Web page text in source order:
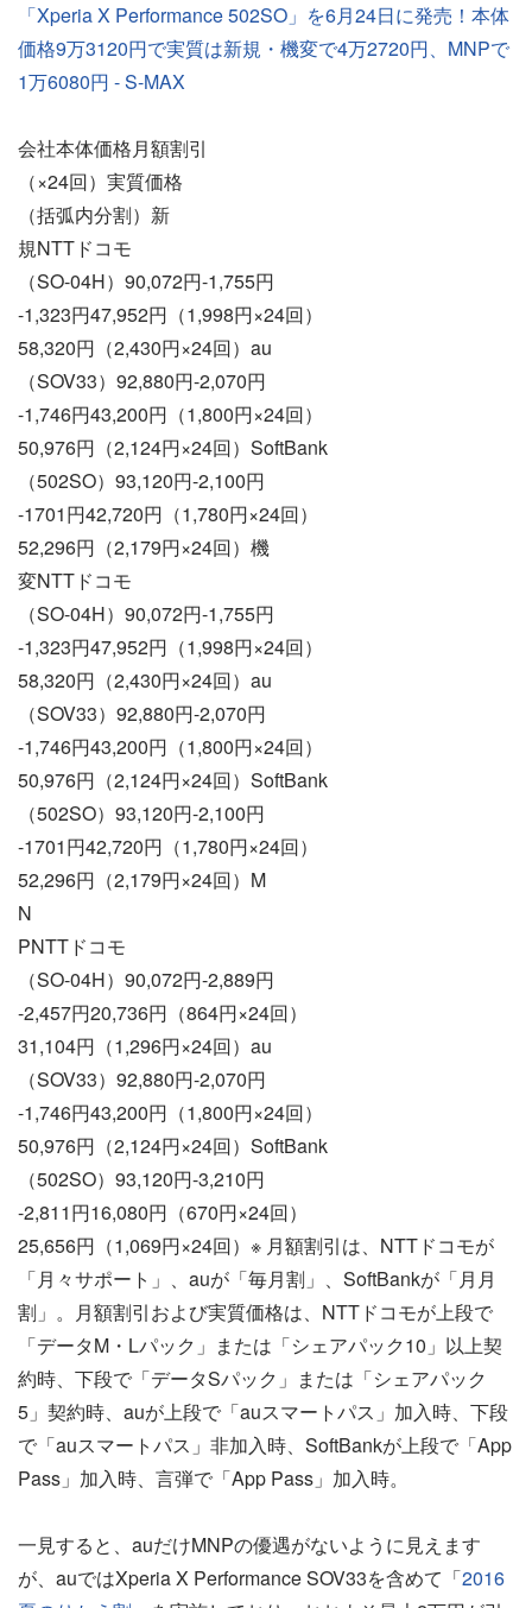
「Xperia X Performance 502SO」を6月24日に発売！本体
価格9万3120円で実質は新規・機変で4万2720円、MNPで
1万6080円 - S-MAX
会社本体価格月額割引
（×24回）実質価格
（括弧内分割）新
規NTTドコモ
（SO-04H）90,072円-1,755円
-1,323円47,952円（1,998円×24回）
58,320円（2,430円×24回）au
（SOV33）92,880円-2,070円
-1,746円43,200円（1,800円×24回）
50,976円（2,124円×24回）SoftBank
（502SO）93,120円-2,100円
-1701円42,720円（1,780円×24回）
52,296円（2,179円×24回）機
変NTTドコモ
（SO-04H）90,072円-1,755円
-1,323円47,952円（1,998円×24回）
58,320円（2,430円×24回）au
（SOV33）92,880円-2,070円
-1,746円43,200円（1,800円×24回）
50,976円（2,124円×24回）SoftBank
（502SO）93,120円-2,100円
-1701円42,720円（1,780円×24回）
52,296円（2,179円×24回）M
N
PNTTドコモ
（SO-04H）90,072円-2,889円
-2,457円20,736円（864円×24回）
31,104円（1,296円×24回）au
（SOV33）92,880円-2,070円
-1,746円43,200円（1,800円×24回）
50,976円（2,124円×24回）SoftBank
（502SO）93,120円-3,210円
-2,811円16,080円（670円×24回）
25,656円（1,069円×24回）※ 月額割引は、NTTドコモが
「月々サポート」、auが「毎月割」、SoftBankが「月月
割」。月額割引および実質価格は、NTTドコモが上段で
「データM・Lパック」または「シェアパック10」以上契
約時、下段で「データSパック」または「シェアパック
5」契約時、auが上段で「auスマートパス」加入時、下段
で「auスマートパス」非加入時、SoftBankが上段で「App
Pass」加入時、言弾で「App Pass」加入時。
一見すると、auだけMNPの優遇がないように見えます
が、auではXperia X Performance SOV33を含めて「2016